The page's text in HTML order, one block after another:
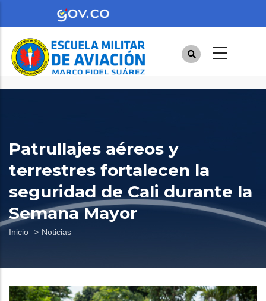
contenido
principal
Patrullajes aéreos y
terrestres fortalecen la
seguridad de Cali durante la
Semana Mayor
Sobrescribir
de
ayuda
Inicio Noticias